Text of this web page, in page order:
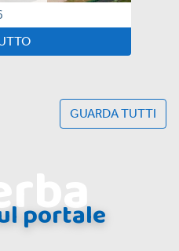
GUARDA TUTTI
portale